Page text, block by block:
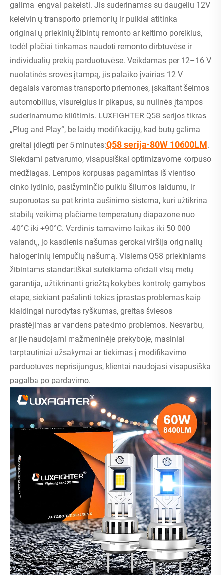
galima lengvai pakeisti. Jis suderinamas su daugeliu 12V
keleivinių transporto priemonių ir puikiai atitinka
originalių priekinių žibintų remonto ar keitimo poreikius,
todėl plačiai tinkamas naudoti remonto dirbtuvėse ir
individualių prekių parduotuvėse. Veikdamas per 12–16 V
nuolatinės srovės įtampą, jis palaiko įvairias 12 V
degalais varomas transporto priemones, įskaitant šeimos
automobilius, visureigius ir pikapus, su nulinės įtampos
suderinamumo kliūtimis. LUXFIGHTER Q58 serijos tikras
„Plug and Play“, be laidų modifikacijų, kad būtų galima
greitai įdiegti per 5 minutes:Q58 serija-80W 10600LM.
Siekdami patvarumo, visapusiškai optimizavome korpuso
medžiagas. Lempos korpusas pagamintas iš vientiso
cinko lydinio, pasižyminčio puikiu šilumos laidumu, ir
suporuotas su patikrinta aušinimo sistema, kuri užtikrina
stabilų veikimą plačiame temperatūrų diapazone nuo
-40°C iki +90°C. Vardinis tarnavimo laikas iki 50 000
valandų, jo kasdienis našumas gerokai viršija originalių
halogeninių lempučių našumą. Visiems Q58 priekiniams
žibintams standartiškai suteikiama oficiali visų metų
garantija, užtikrinanti griežtą kokybės kontrolę gamybos
etape, siekiant pašalinti tokias įprastas problemas kaip
klaidingai nurodytas ryškumas, greitas šviesos
prastėjimas ar vandens patekimo problemos. Nesvarbu,
ar jie naudojami mažmeninėje prekyboje, masiniai
tarptautiniai užsakymai ar tiekimas į modifikavimo
parduotuves neprisijungus, klientai naudojasi visapusiška
pagalba po pardavimo.